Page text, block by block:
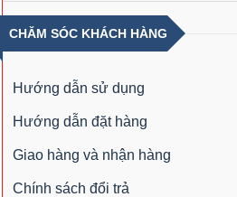
CHĂM SÓC KHÁCH HÀNG
Hướng dẫn sử dụng
Hướng dẫn đặt hàng
Giao hàng và nhận hàng
Chính sách đổi trả